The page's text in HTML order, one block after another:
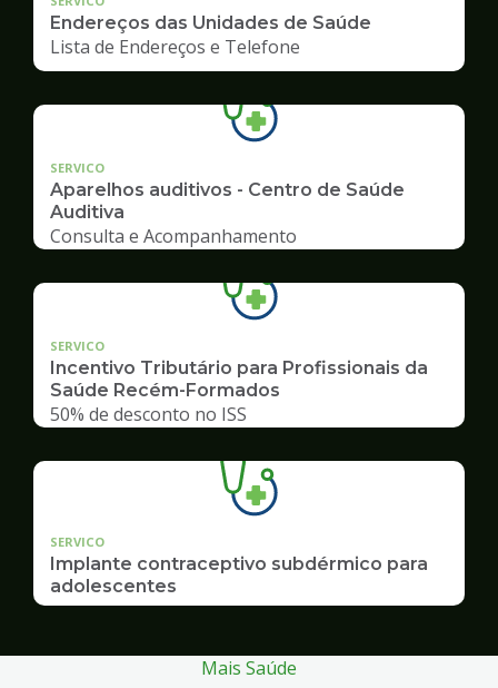
Endereços das Unidades de Saúde
Lista de Endereços e Telefone
SERVICO
Aparelhos auditivos - Centro de Saúde
Auditiva
Consulta e Acompanhamento
SERVICO
Incentivo Tributário para Profissionais da
Saúde Recém-Formados
50% de desconto no ISS
SERVICO
Implante contraceptivo subdérmico para
adolescentes
Mais Saúde